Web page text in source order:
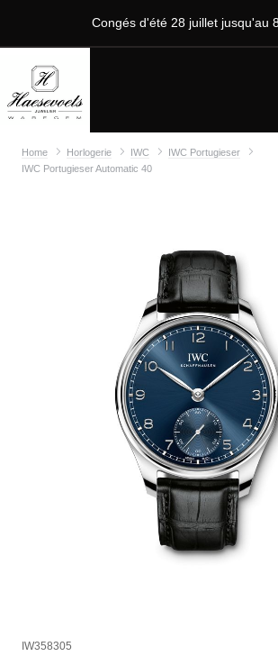
Congés d'été 28 juillet jusqu'au
Home Horlogerie IWC
IWC Portugieser
IWC Portugieser Automatic 40
IW358305